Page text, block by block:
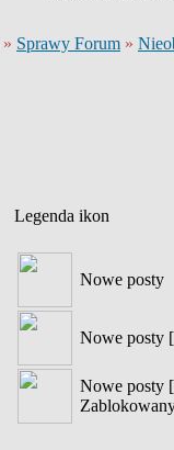
» Sprawy Forum »
Legenda ikon
Nowe posty
Nowe posty
Nowe posty [